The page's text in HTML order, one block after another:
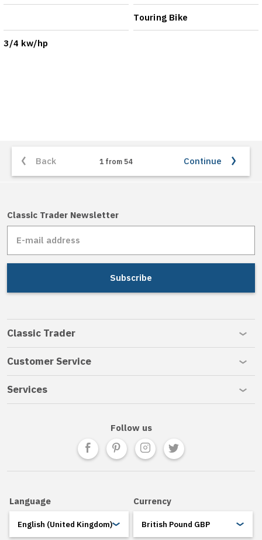
Touring Bike
3/4 kw/hp
Back 1 from 54 Continue
Classic Trader Newsletter
Subscribe
Classic Trader
Customer Service
Services
Follow us
Follow us on Facebook
Follow us on Pinterest
Follow us on Instagram
Follow us on
Language Currency